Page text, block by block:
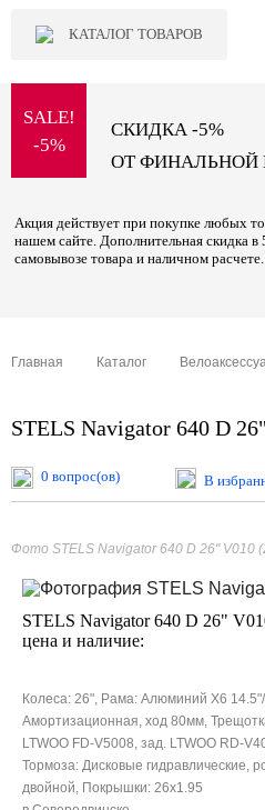
КАТАЛОГ ТОВАРОВ
SALE!
-5%
СКИДКА -5%
ОТ ФИНАЛЬНОЙ
Акция действует при покупке любых
нашем сайте. Дополнительная скидка в
самовывозе товара и наличном расчете.
Главная Каталог
STELS Navigator 640 D
0 вопрос(ов) В
Фото STELS Navigator 640 D 26" V010
STELS Navigator 640 D 26"
цена и наличие:
Колеса: 26", Рама: Алюминий X6
Амортизационная, ход 80мм,
LTWOO FD-V5008, зад. LTWOO RD-
Тормоза: Дисковые гидравлические,
двойной, Покрышки: 26x1.95